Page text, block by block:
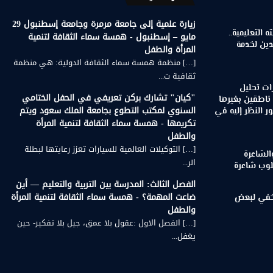
التعليمية..
لخدمة
تحليل
ناطقين بغيرها
النظر إليه في
شاعرة
لبعض
زيارة علمية إلى جامعة مرمرة وجامعة إسطنبول 29
مايو – إسطنبول - همسة سماء الثقافة لتنمية
المرأة والطفل
[…] منظمة همسة سماء الثقافة الدولية: هي منظمة
ثقافية ت...
"كيان" تشارك بركن تعريفي في الحفل الختامي
السنوي لمكتب التطوع بجامعة الملك سعود ويتم
تكريمها - همسة سماء الثقافة لتنمية المرأة
والطفل
[…] التوكيلات العالمية للسيارات تعزز رعايتها لبطلة
الر...
الفصل الثالث: المدرسة بين التربية والتعليم — أين
ضاعت المهمة؟ - همسة سماء الثقافة لتنمية المرأة
والطفل
[…] الفصل الاول :عقول بلا عمق، جيل بلا تفكير- حين
يغفل...